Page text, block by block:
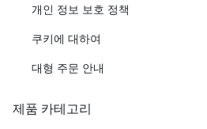
개인 정보 보호 정책
쿠키에 대하여
대형 주문 안내
제품 카테고리